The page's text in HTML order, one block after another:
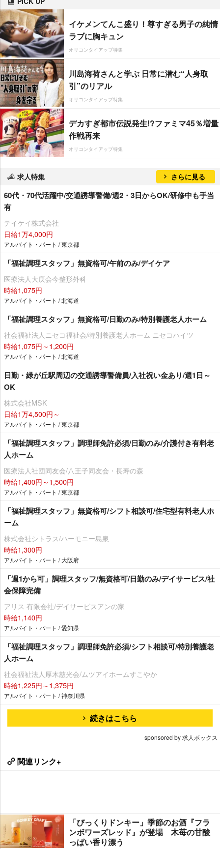
イケメンてんこ盛り！尊すぎる男子の純情
ラブに胸キュン
オリコンタイアップ特集
川島海荷さんと学ぶ 日常に潜む“人身取
引”のリアル
オリコンタイアップ特集
デカすぎ都市伝説発生!?ファミマ45％増量
作戦再来
オリコンタイアップ特集
求人特集 さらに見る
60代・70代活躍中/交通誘導警備/週2・3日からOK/研修中も手当
有
テイケイ株式会社
日給1万4,000円
アルバイト・パート / 東京都
「福祉調理スタッフ」無資格可/午前のみ/デイケア
医療法人大庚会今整形外科
時給1,075円
アルバイト・パート / 北海道
「福祉調理スタッフ」無資格可/日勤のみ/特別養護老人ホーム
社会福祉法人ニセコ福祉会/特別養護老人ホーム ニセコハイツ
時給1,075円～1,200円
アルバイト・パート / 北海道
日勤・緑が丘駅周辺の交通誘導警備員/入社祝い金あり/週1日～
OK
株式会社MSK
日給1万4,500円～
アルバイト・パート / 東京都
「福祉調理スタッフ」調理師免許必須/日勤のみ/介護付き有料老
人ホーム
医療法人社団同友会/八王子同友会・長寿の森
時給1,400円～1,500円
アルバイト・パート / 東京都
「福祉調理スタッフ」無資格可/シフト相談可/住宅型有料老人ホ
ーム
株式会社シトラス/ハーモニー島泉
時給1,300円
アルバイト・パート / 大阪府
「週1から可」調理スタッフ/無資格可/日勤のみ/デイサービス/社
会保障完備
アリス 有限会社/デイサービスアンの家
時給1,140円
アルバイト・パート / 愛知県
「福祉調理スタッフ」調理師免許必須/シフト相談可/特別養護老
人ホーム
社会福祉法人厚木慈光会/ムツアイホームすこやか
時給1,225円～1,375円
アルバイト・パート / 神奈川県
続きはこちら
sponsored by 求人ボックス
関連リンク+
「びっくりドンキー」季節のお酒『フラ
ンボワーズレッド』が登場 木苺の甘酸
っぱい香り漂う